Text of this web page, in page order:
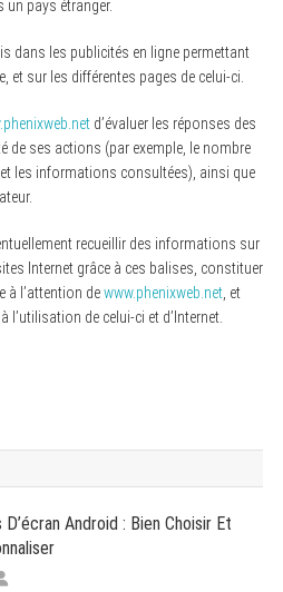
un pays étranger.
dans les publicités en ligne permettant
et sur les différentes pages de celui-ci.
d’évaluer les réponses des
de ses actions (par exemple, le nombre
les informations consultées), ainsi que
recueillir des informations sur
Internet grâce à ces balises, constituer
à l’attention dewww.phenixweb.net, et
l’utilisation de celui-ci et d’Internet.
D’écran Android : Bien Choisir Et